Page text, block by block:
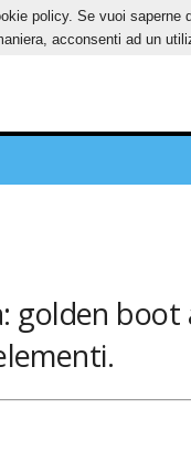
golden boot
policy. Se vuoi
acconsenti ad un